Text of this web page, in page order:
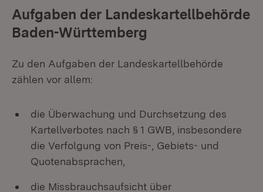
Aufgaben der Landeskartellbehörde
Baden-Württemberg
Zu den Aufgaben der Landeskartellbehörde
zählen vor allem:
die Überwachung und Durchsetzung des
Kartellverbotes nach § 1 GWB, insbesondere
die Verfolgung von Preis-, Gebiets- und
Quotenabsprachen,
die Missbrauchsaufsicht über